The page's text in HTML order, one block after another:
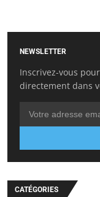
NEWSLETTER
Inscrivez-vous
directement dans
CATÉGORIES